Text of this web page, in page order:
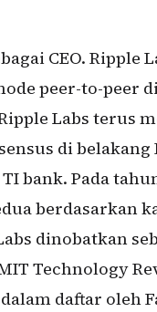
CEO.
peer-to-peer
Labs terus
di belakang
bank. Pada
berdasarkan
dinobatkan
Technology
daftar oleh